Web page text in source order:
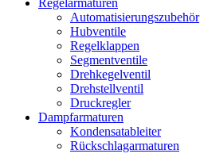
Regelarmaturen
Automatisierungszubehör
Hubventile
Regelklappen
Segmentventile
Drehkegelventil
Drehstellventil
Druckregler
Dampfarmaturen
Kondensatableiter
Rückschlagarmaturen